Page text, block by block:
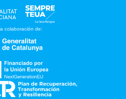
colaboración de: